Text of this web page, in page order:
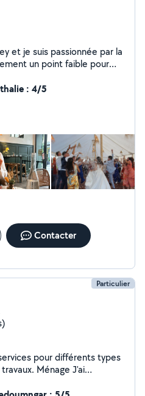
et je suis passionnée par la
de vos boules de poils en
amatrice, vidéaste,
: 4/5
Contacter
Particulier
J'ai